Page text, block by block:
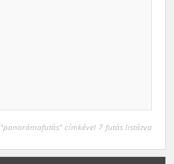
"panorámafutás" címkével 7 futás listázva